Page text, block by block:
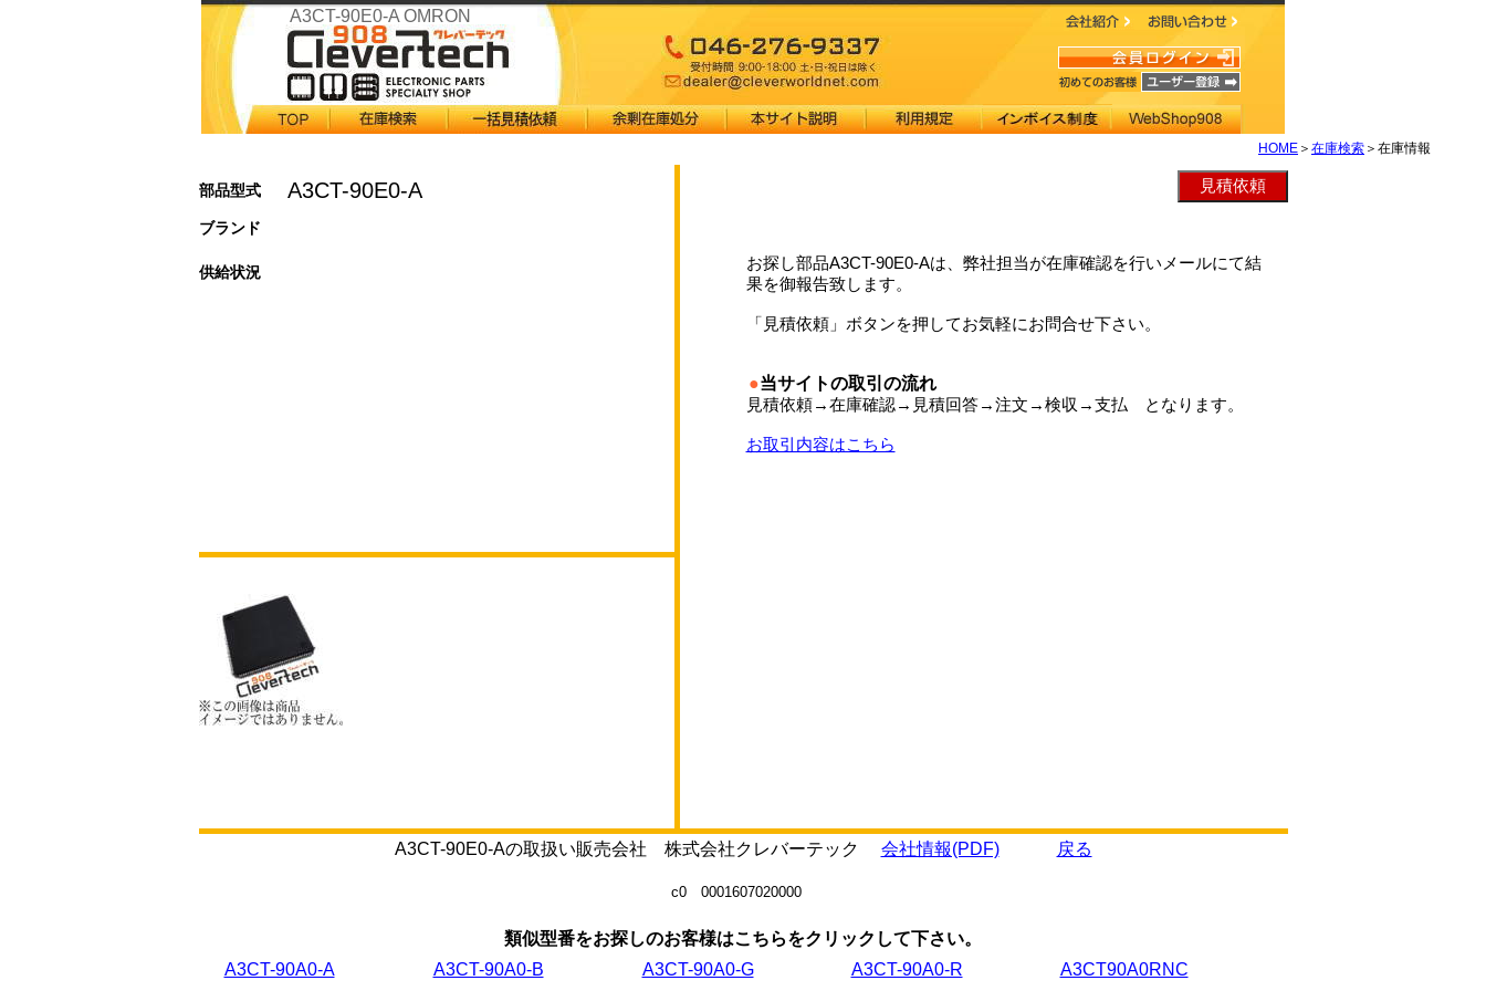
A3CT-90E0-A OMRON
HOME ＞ 在庫検索 ＞在庫情報
部品型式 A3CT-90E0-A
ブランド
供給状況
お探し部品A3CT-90E0-Aは、弊社担当が在庫確認を行いメールにて結
果を御報告致します。
「見積依頼」ボタンを押してお気軽にお問合せ下さい。
●当サイトの取引の流れ
見積依頼→在庫確認→見積回答→注文→検収→支払 となります。
お取引内容はこちら
A3CT-90E0-Aの取扱い販売会社 株式会社クレバーテック 会社情報(PDF) 戻る
c0 0001607020000
類似型番をお探しのお客様はこちらをクリックして下さい。
A3CT-90A0-A
A3CT-90A0-B A3CT-90A0-G A3CT-90A0-R A3CT90A0RNC